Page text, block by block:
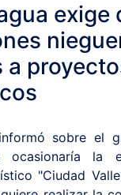
exige
a
sobre el
ocasionaría la
"Ciudad Valle